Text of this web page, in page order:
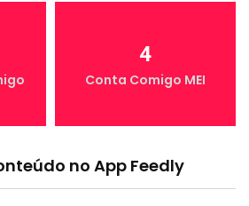
4
Conta Comigo MEI
no App Feedly